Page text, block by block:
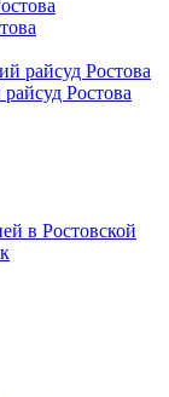
Ростова
в Ростовской